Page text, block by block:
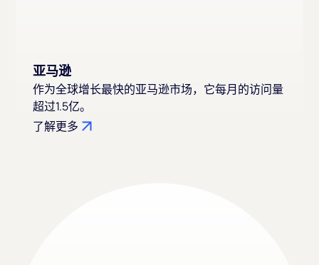
亚马逊
作为全球增长最快的亚马逊市场，它每月的访问量
超过1.5亿。
了解更多